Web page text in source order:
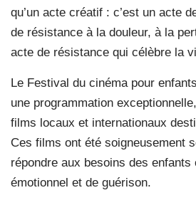
qu’un acte créatif : c’est un acte
de résistance à la douleur, à la
acte de résistance qui célèbre la
Le Festival du cinéma pour
une programmation
films locaux et internationaux
Ces films ont été soigneusement
répondre aux besoins des
émotionnel et de guérison.